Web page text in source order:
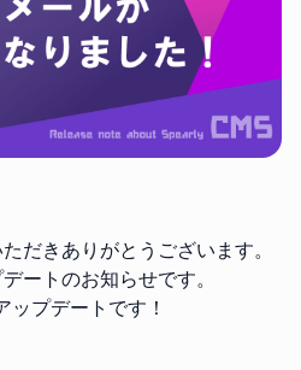
だきありがとうございます。
ートのお知らせです。
プデートです！